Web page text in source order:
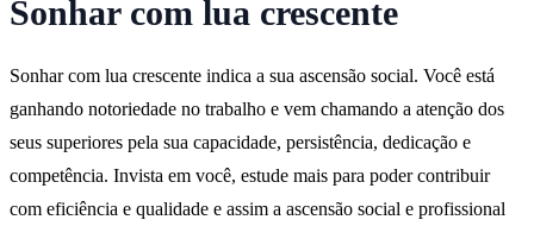
Sonhar com lua crescente
Sonhar com lua crescente indica a sua ascensão social. Você está
ganhando notoriedade no trabalho e vem chamando a atenção dos
seus superiores pela sua capacidade, persistência, dedicação e
competência. Invista em você, estude mais para poder contribuir
com eficiência e qualidade e assim a ascensão social e profissional